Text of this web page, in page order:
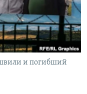
и погибший